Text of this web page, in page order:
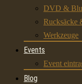
DVD &
Rucksäcke
Werkzeuge
Events
Event
Blog